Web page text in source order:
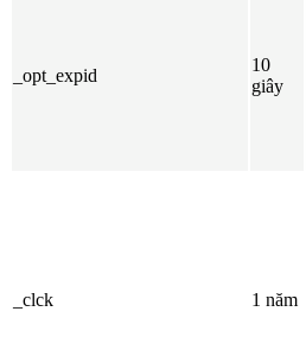
_opt_expid
10
giây
_clck 1 năm